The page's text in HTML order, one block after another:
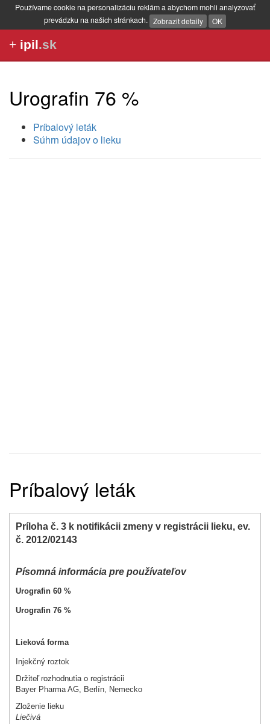
Používame cookie na personalizáciu reklám a abychom mohli analyzovať
prevádzku na našich stránkach. Zobrazit detaily OK
+ ipil.sk
Urografin 76 %
Príbalový leták
Súhrn údajov o lieku
Príbalový leták
Príloha č. 3 k notifikácii zmeny v registrácii lieku, ev.
č. 2012/02143
Písomná informácia pre používateľov
Urografin 60 %
Urografin 76 %
Lieková forma
Injekčný roztok
Držiteľ rozhodnutia o registrácii
Bayer Pharma AG, Berlín, Nemecko
Zloženie lieku
Liečivá